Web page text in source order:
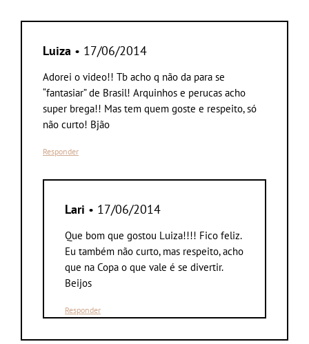
Luiza • 17/06/2014
Adorei o video!! Tb acho q não da para se
“fantasiar” de Brasil! Arquinhos e perucas acho
super brega!! Mas tem quem goste e respeito, só
não curto! Bjão
Responder
Lari • 17/06/2014
Que bom que gostou Luiza!!!! Fico feliz.
Eu também não curto, mas respeito, acho
que na Copa o que vale é se divertir.
Beijos
Responder